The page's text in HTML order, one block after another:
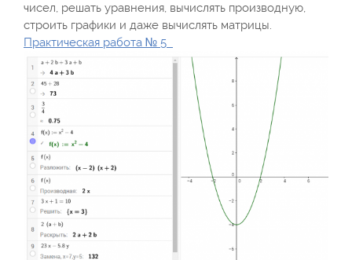
чисел, решать уравнения, вычислять производную,
строить графики и даже вычислять матрицы.
Практическая работа № 5